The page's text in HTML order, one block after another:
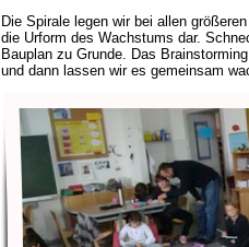
Die Spirale legen wir bei allen
die Urform des Wachstums dar.
Bauplan zu Grunde. Das
und dann lassen wir es gemeinsam